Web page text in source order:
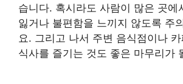
습니다. 혹시라도 사람이 많은 곳에
잃거나 불편함을 느끼지 않도록 주
요. 그리고 나서 주변 음식점이나
식사를 즐기는 것도 좋은 마무리가